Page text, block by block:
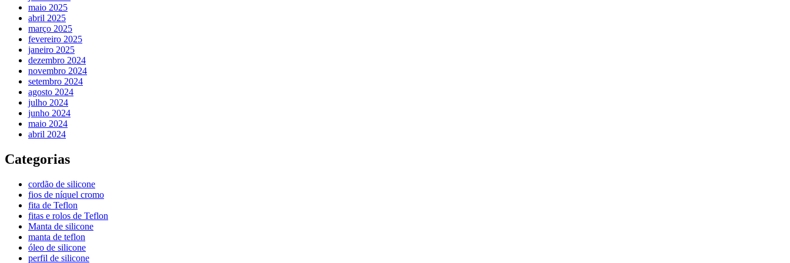
maio 2025
abril 2025
março 2025
fevereiro 2025
janeiro 2025
dezembro 2024
novembro 2024
setembro 2024
agosto 2024
julho 2024
junho 2024
maio 2024
abril 2024
Categorias
cordão de silicone
fios de níquel cromo
fita de Teflon
fitas e rolos de Teflon
Manta de silicone
manta de teflon
óleo de silicone
perfil de silicone